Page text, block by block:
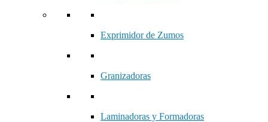
Exprimidor de Zumos
Granizadoras
Laminadoras y Formadoras